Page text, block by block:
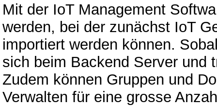
Mit der IoT Management
werden, bei der zunächst IoT
importiert werden können.
sich beim Backend Server und
Zudem können Gruppen und
Verwalten für eine grosse